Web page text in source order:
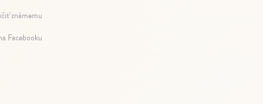
známemu
Facebooku